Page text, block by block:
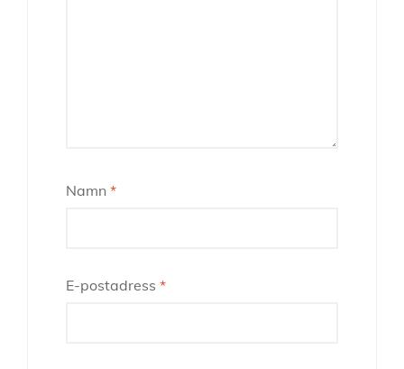
Namn *
E-postadress *